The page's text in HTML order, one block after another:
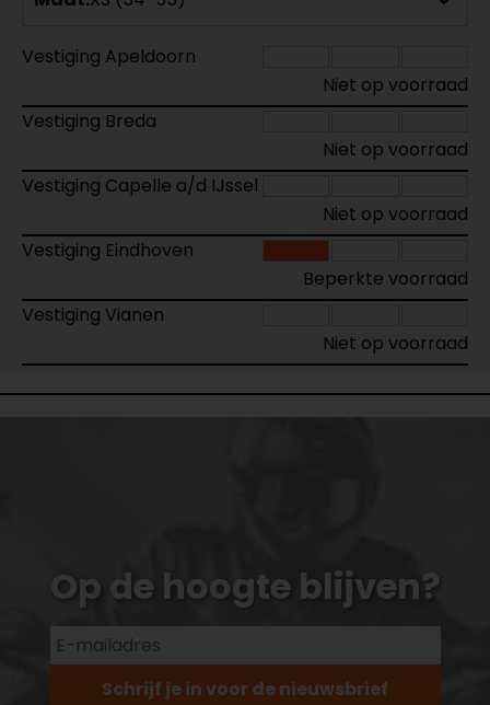
Vestiging Apeldoorn
Niet op voorraad
Vestiging Breda
Niet op voorraad
Vestiging Capelle a/d IJssel
Niet op voorraad
Vestiging Eindhoven
Beperkte voorraad
Vestiging Vianen
Niet op voorraad
Op de hoogte blijven?
Schrijf je in voor de nieuwsbrief